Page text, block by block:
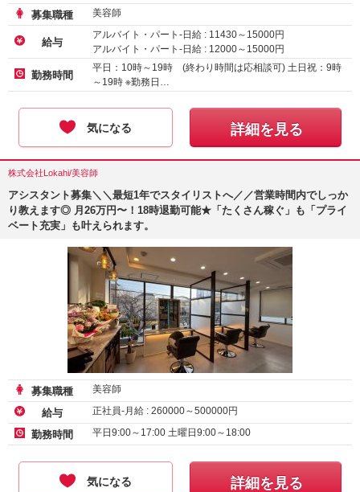
募集職種 美容師
給与
アルバイト・パート-日給 : 11430～ 15000円
アルバイト・パート-日給 : 12000～ 15000円
アルバイト・パート-時給 1300円～
勤務時間
平日：10時～19時 (終わり時間は応相談可) 土日祝：9時
～19時 ※勤務日…
気になる 詳細を見る
株式会社Lokahi/美容師
アシスタント募集＼＼最短1年でスタイリストへ／／営業時間内でしっか
り教えます◎ 月26万円〜！18時退勤可能★「たくさん稼ぐ」も「プライ
ベート充実」も叶えられます。
募集職種 美容師
給与 正社員-月給 : 260000～500000円
勤務時間 平日9:00～17:00 土曜日9:00～18:00
気になる 詳細を見る